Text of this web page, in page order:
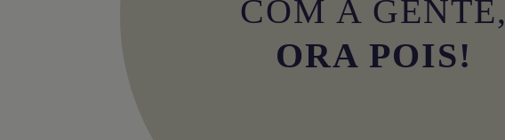
COM A GENTE,
ORA POIS!